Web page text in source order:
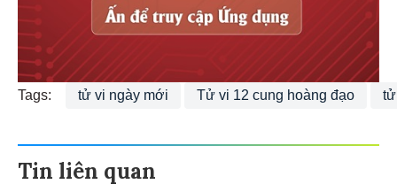
Tags: tử vi ngày mới Tử vi 12 cung hoàng đạo
Tin liên quan